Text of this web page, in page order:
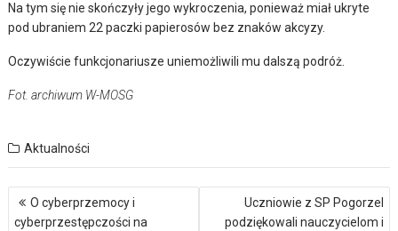
Na tym się nie skończyły jego wykroczenia, ponieważ miał ukryte
pod ubraniem 22 paczki papierosów bez znaków akcyzy.
Oczywiście funkcjonariusze uniemożliwili mu dalszą podróż.
Fot. archiwum W-MOSG
Aktualności
Nawigacja
wpisu
O cyberprzemocy i
cyberprzestępczości na
Uczniowie z SP Pogorzel
podziękowali nauczycielom i